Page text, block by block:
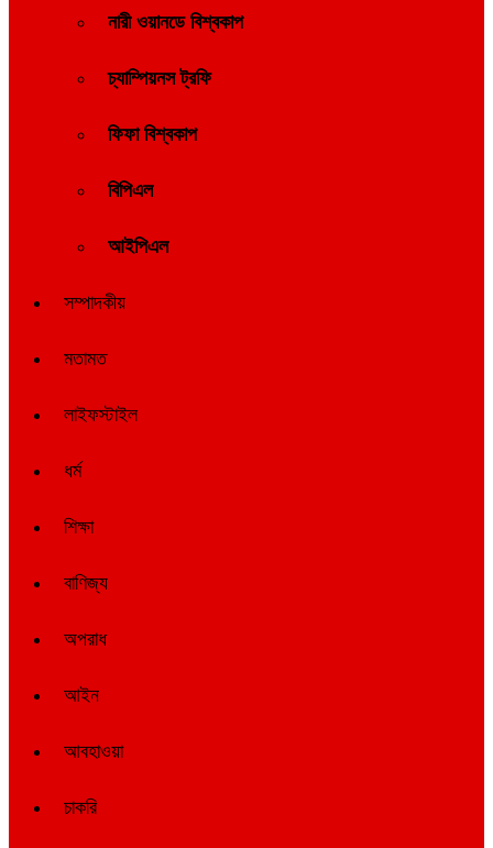
নারী ওয়ানডে বিশ্বকাপ
চ্যাম্পিয়নস ট্রফি
ফিফা বিশ্বকাপ
বিপিএল
আইপিএল
সম্পাদকীয়
মতামত
লাইফস্টাইল
ধর্ম
শিক্ষা
বাণিজ্য
অপরাধ
আইন
আবহাওয়া
চাকরি